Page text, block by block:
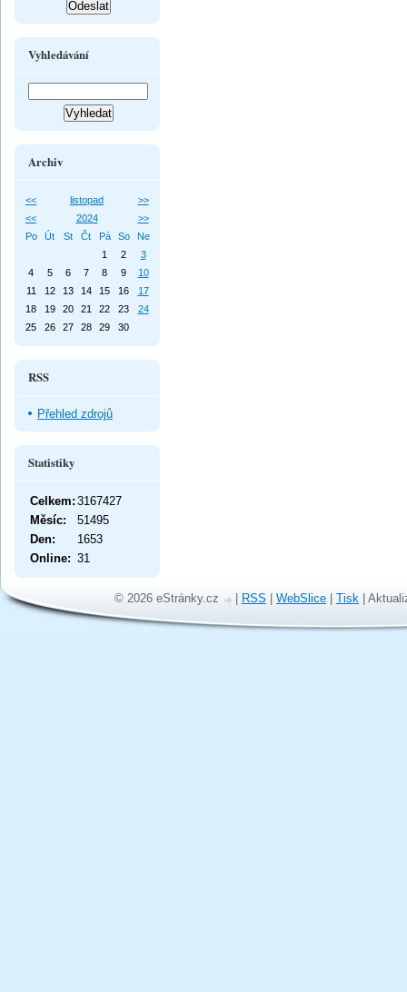
Vyhledávání
Archiv
<< listopad
>>
<<
2024
>>
Po
Út St Čt Pá So
Ne
1
2
3
4
5 6 7 8 9
10
11
12 13 14 15 16
17
18
19 20 21 22 23
24
25
26 27 28 29 30
RSS
Přehled zdrojů
Statistiky
Online: 31
Celkem: 3167427
Měsíc:
51495
Den:
1653
© 2026 eStránky.cz | RSS | WebSlice | Tisk |